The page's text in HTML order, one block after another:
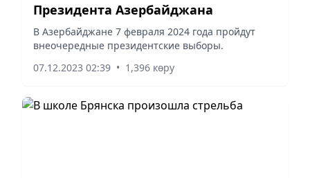
Президента Азербайджана
В Азербайджане 7 февраля 2024 года пройдут
внеочередные президентские выборы.
07.12.2023 02:39 • 1,396 көру